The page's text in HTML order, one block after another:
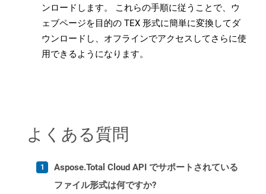
ンロードします。 これらの手順に従うことで、ウ
ェブページを目的の TEX 形式に簡単に変換してダ
ウンロードし、オフラインでアクセスしてさらに使
用できるようになります。
よくある質問
Aspose.Total Cloud API でサポートされている
ファイル形式は何ですか?